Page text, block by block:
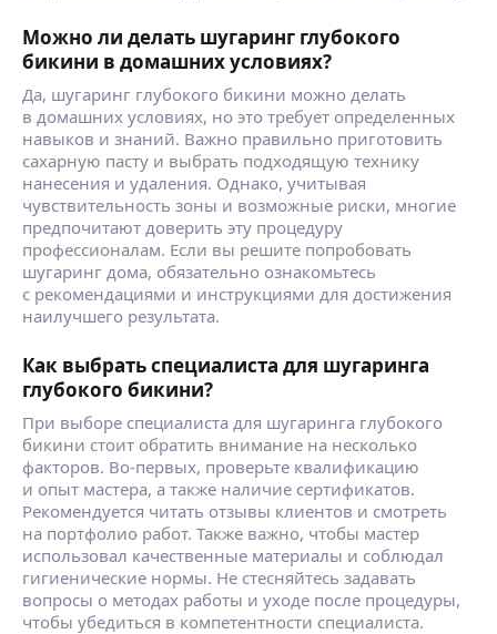
Можно ли делать шугаринг глубокого
бикини в домашних условиях?
Да, шугаринг глубокого бикини можно делать
в домашних условиях, но это требует определенных
навыков и знаний. Важно правильно приготовить
сахарную пасту и выбрать подходящую технику
нанесения и удаления. Однако, учитывая
чувствительность зоны и возможные риски, многие
предпочитают доверить эту процедуру
профессионалам. Если вы решите попробовать
шугаринг дома, обязательно ознакомьтесь
с рекомендациями и инструкциями для достижения
наилучшего результата.
Как выбрать специалиста для шугаринга
глубокого бикини?
При выборе специалиста для шугаринга глубокого
бикини стоит обратить внимание на несколько
факторов. Во-первых, проверьте квалификацию
и опыт мастера, а также наличие сертификатов.
Рекомендуется читать отзывы клиентов и смотреть
на портфолио работ. Также важно, чтобы мастер
использовал качественные материалы и соблюдал
гигиенические нормы. Не стесняйтесь задавать
вопросы о методах работы и уходе после процедуры,
чтобы убедиться в компетентности специалиста.